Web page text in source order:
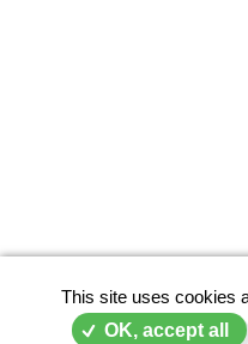
This site uses cookies
OK, accept all